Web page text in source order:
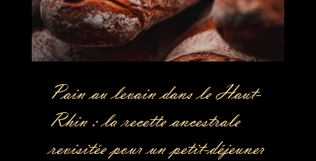
Pain au levain dans le Haut-
Rhin : la recette ancestrale
revisitée pour un petit-déjeuner